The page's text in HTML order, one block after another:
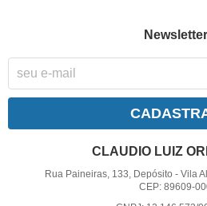
Newsletter
CLAUDIO LUIZ
Rua Paineiras, 133, Depósito -Vila
CEP: 89609-